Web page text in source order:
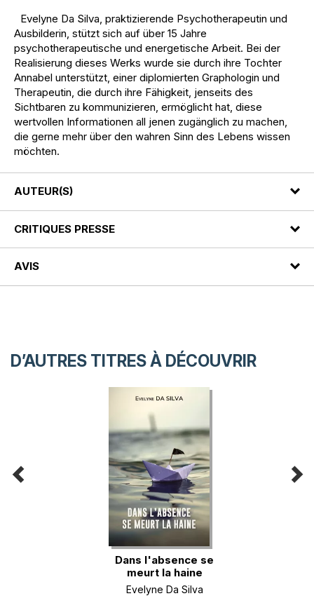
Evelyne Da Silva, praktizierende Psychotherapeutin und
Ausbilderin, stützt sich auf über 15 Jahre
psychotherapeutische und energetische Arbeit. Bei der
Realisierung dieses Werks wurde sie durch ihre Tochter
Annabel unterstützt, einer diplomierten Graphologin und
Therapeutin, die durch ihre Fähigkeit, jenseits des
Sichtbaren zu kommunizieren, ermöglicht hat, diese
wertvollen Informationen all jenen zugänglich zu machen,
die gerne mehr über den wahren Sinn des Lebens wissen
möchten.
AUTEUR(S)
CRITIQUES PRESSE
AVIS
D’AUTRES TITRES À DÉCOUVRIR
Dans l'absence se
meurt la haine
Evelyne Da Silva